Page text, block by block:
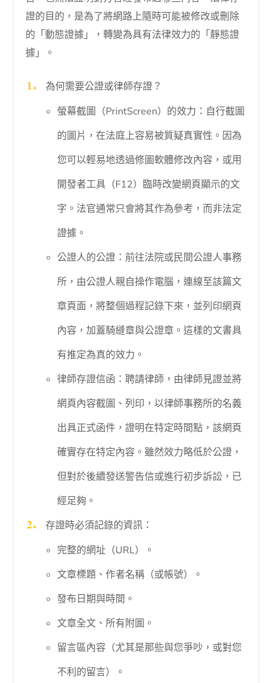
證的目的，是為了將網路上隨時可能被修改或刪除
的「動態證據」，轉變為具有法律效力的「靜態證
據」。
為何需要公證或律師存證？
螢幕截圖（PrintScreen）的效力：自行截圖
的圖片，在法庭上容易被質疑真實性。因為
您可以輕易地透過修圖軟體修改內容，或用
開發者工具（F12）臨時改變網頁顯示的文
字。法官通常只會將其作為參考，而非法定
證據。
公證人的公證：前往法院或民間公證人事務
所，由公證人親自操作電腦，連線至該篇文
章頁面，將整個過程記錄下來，並列印網頁
內容，加蓋騎縫章與公證章。這樣的文書具
有推定為真的效力。
律師存證信函：聘請律師，由律師見證並將
網頁內容截圖、列印，以律師事務所的名義
出具正式函件，證明在特定時間點，該網頁
確實存在特定內容。雖然效力略低於公證，
但對於後續發送警告信或進行初步訴訟，已
經足夠。
存證時必須記錄的資訊：
完整的網址（URL）。
文章標題、作者名稱（或帳號）。
發布日期與時間。
文章全文、所有附圖。
留言區內容（尤其是那些與您爭吵，或對您
不利的留言）。